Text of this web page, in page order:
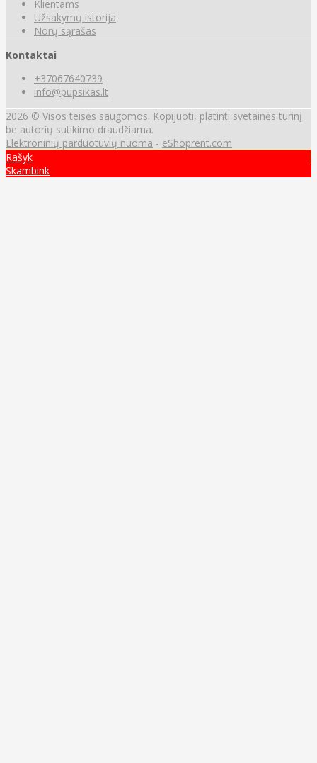
Klientams
Užsakymų istorija
Norų sąrašas
Kontaktai
+37067640739
info@pupsikas.lt
2026 © Visos teisės saugomos. Kopijuoti, platinti svetainės turinį
be autorių sutikimo draudžiama.
Elektroninių parduotuvių nuoma - eShoprent.com
Rašyk
Skambink